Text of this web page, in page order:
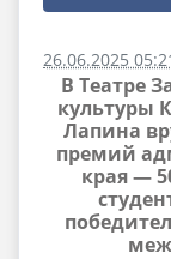
26.06.2025
В Театре
культуры
Лапина
премий
края —